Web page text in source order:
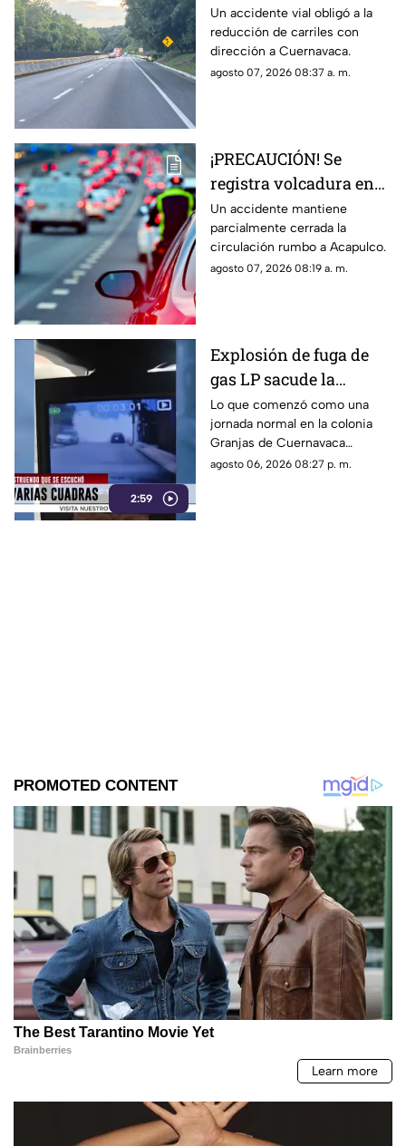
en la autopista México-
Cuernavaca; esto pasó
Un accidente vial obligó a la
reducción de carriles con
dirección a Cuernavaca.
agosto 07, 2026 08:37 a. m.
¡PRECAUCIÓN! Se
registra volcadura en
la autopista
Cuernavaca-Acapulco
Un accidente mantiene
parcialmente cerrada la
circulación rumbo a Acapulco.
agosto 07, 2026 08:19 a. m.
2:59
Explosión de fuga de
gas LP sacude la
colonia Las Granjas
Lo que comenzó como una
jornada normal en la colonia
Granjas de Cuernavaca
terminó en una movilización
agosto 06, 2026 08:27 p. m.